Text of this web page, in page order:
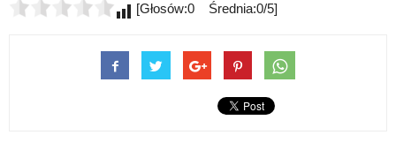
[Głosów:0 Średnia:0/5]